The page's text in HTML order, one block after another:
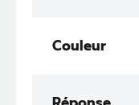
Couleur